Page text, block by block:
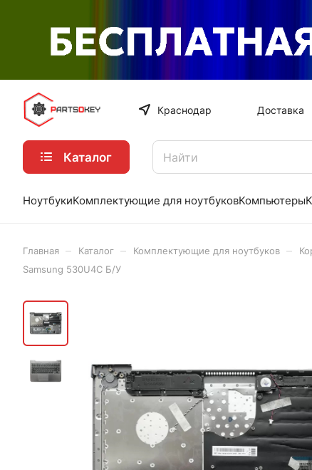
Краснодар Доставка
Каталог
НоутбукиКомплектующие для ноутбуковКомпьютеры
Главная Каталог Комплектующие для ноутбуков
Samsung 530U4C Б/У